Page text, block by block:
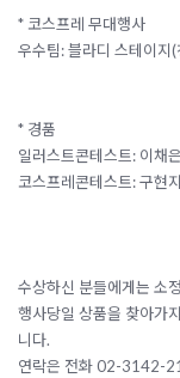
* 코스프레 무대행사
우수팀: 블라디 스테이지
* 경품
일러스트콘테스트: 이채
코스프레콘테스트: 구현
수상하신 분들에게는 소
행사당일 상품을 찾아가
니다.
연락은 전화 02-3142-